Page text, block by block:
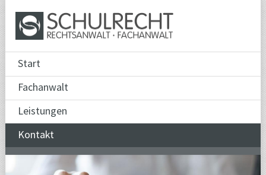
Start
Fachanwalt
Leistungen
Kontakt